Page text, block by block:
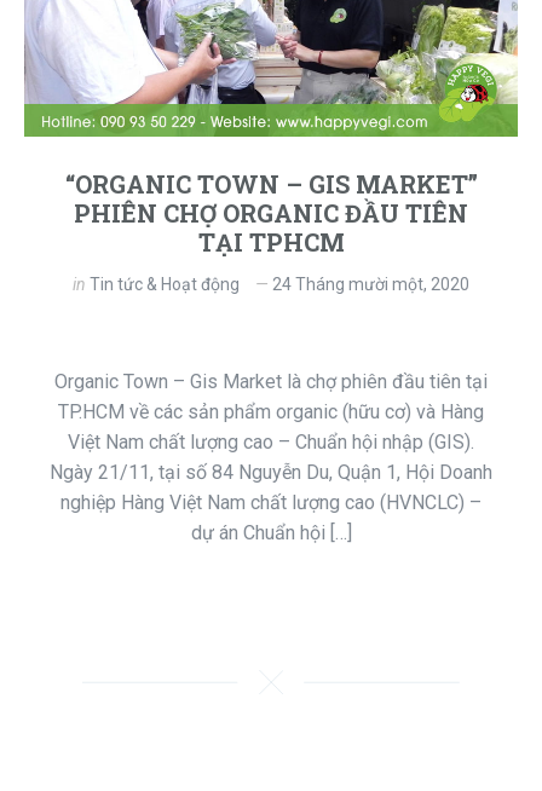
“ORGANIC TOWN – GIS MARKET”
PHIÊN CHỢ ORGANIC ĐẦU TIÊN
TẠI TPHCM
in Tin tức & Hoạt động 24 Tháng mười một, 2020
Organic Town – Gis Market là chợ phiên đầu tiên tại
TP.HCM về các sản phẩm organic (hữu cơ) và Hàng
Việt Nam chất lượng cao – Chuẩn hội nhập (GIS).
Ngày 21/11, tại số 84 Nguyễn Du, Quận 1, Hội Doanh
nghiệp Hàng Việt Nam chất lượng cao (HVNCLC) –
dự án Chuẩn hội […]